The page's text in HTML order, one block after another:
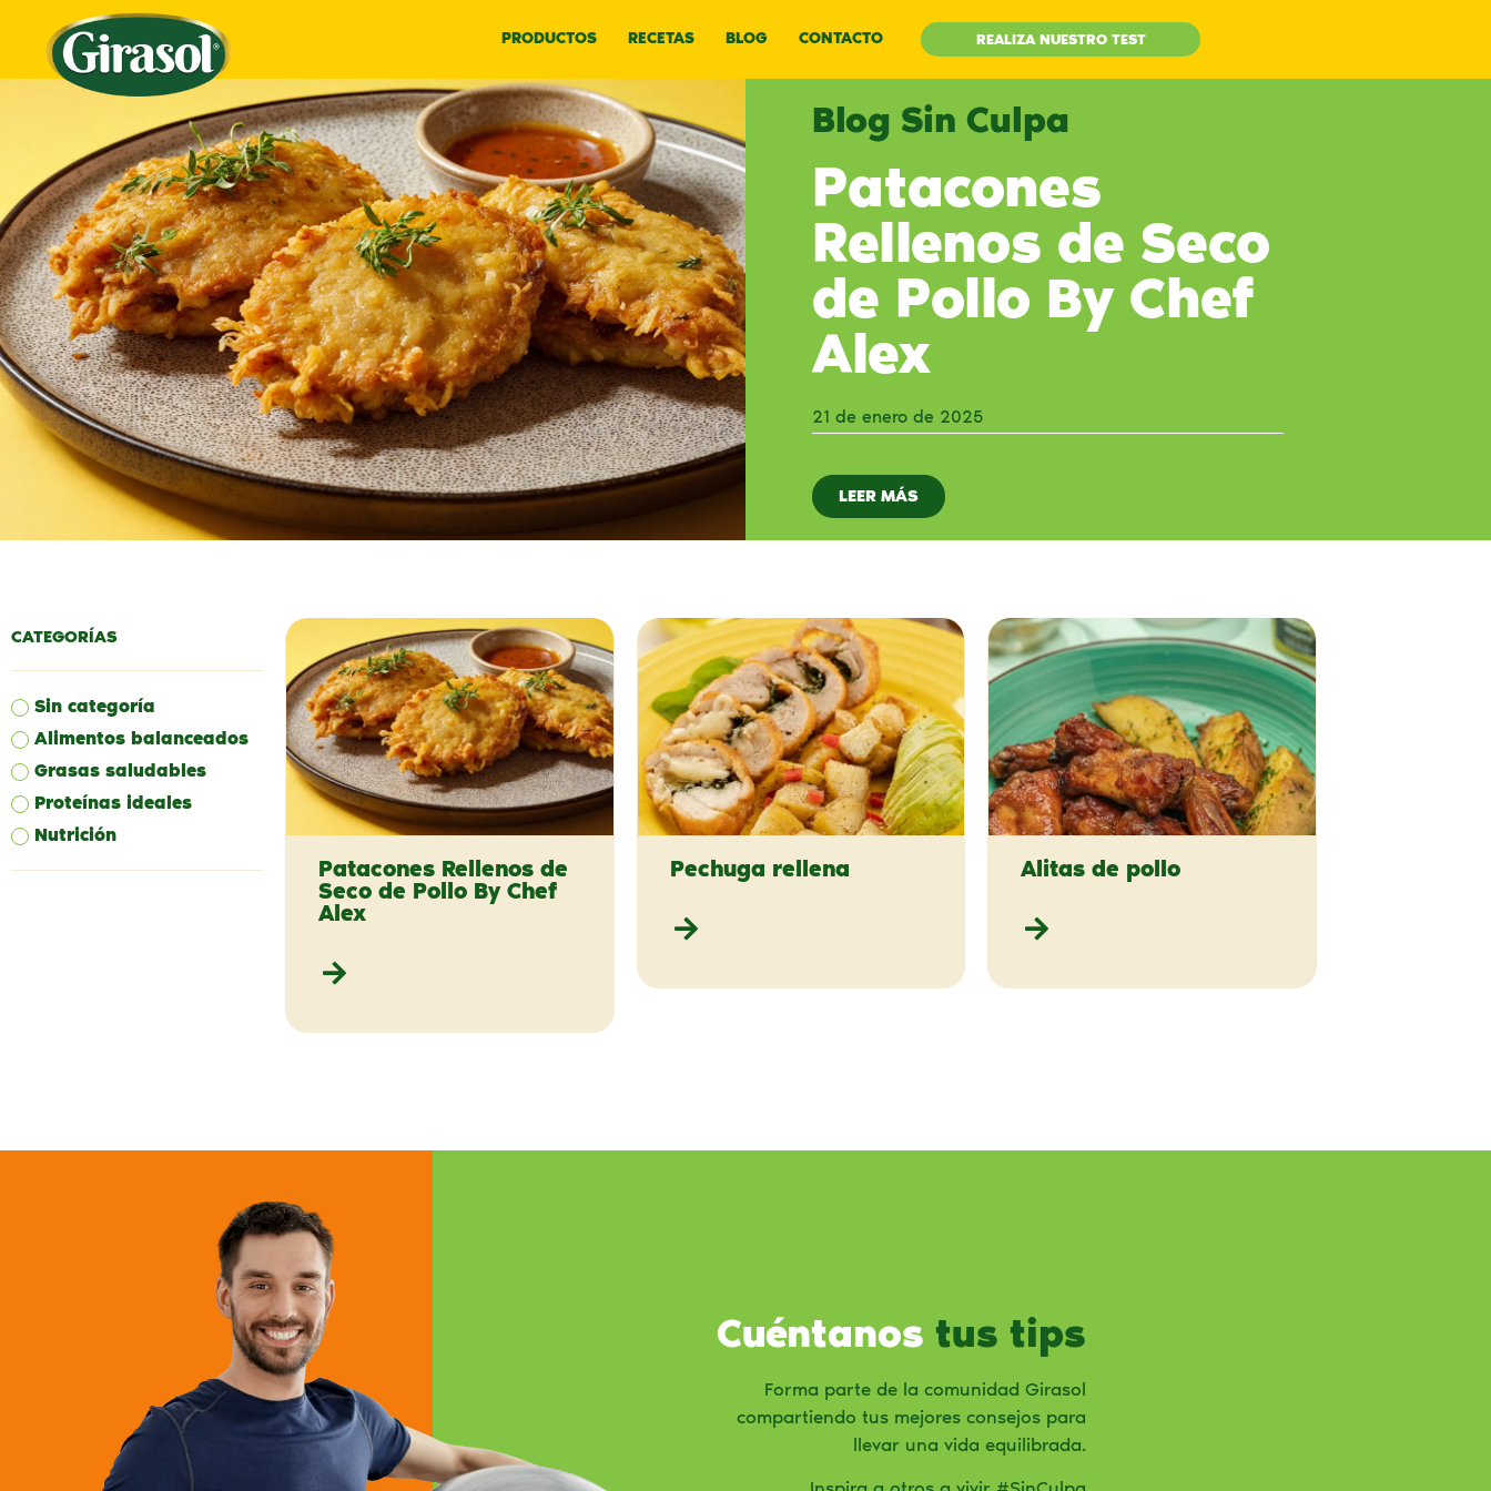
PRODUCTOS RECETAS BLOG CONTACTO REALIZA NUESTRO TEST
Blog Sin Culpa
Patacones
Rellenos de Seco
de Pollo By Chef
Alex
21 de enero de 2025
LEER MÁS
CATEGORÍAS
Sin categoría
Alimentos balanceados
Grasas saludables
Proteínas ideales
Nutrición
Patacones Rellenos de
Seco de Pollo By Chef
Alex
Pechuga rellena Alitas de pollo
Cuéntanos tus tips
Forma parte de la comunidad Girasol
compartiendo tus mejores consejos para
llevar una vida equilibrada.